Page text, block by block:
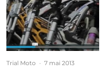
Trial Moto · 7 mai 2013